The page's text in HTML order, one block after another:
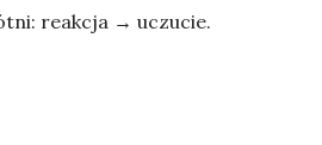
reakcja → uczucie.